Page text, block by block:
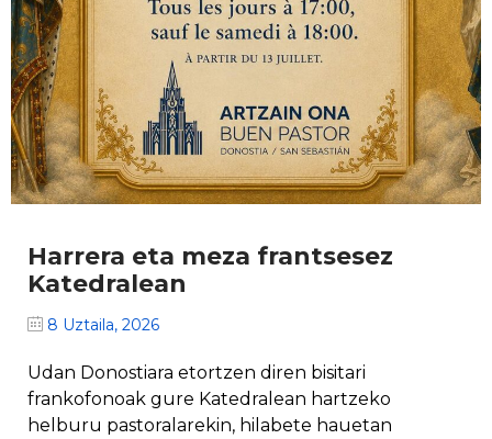
Harrera eta meza frantsesez
Katedralean
8 Uztaila, 2026
Udan Donostiara etortzen diren bisitari
frankofonoak gure Katedralean hartzeko
helburu pastoralarekin, hilabete hauetan